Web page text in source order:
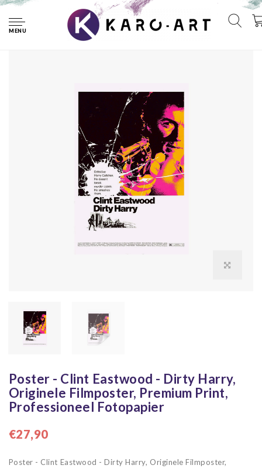
MENU
Poster - Clint Eastwood - Dirty Harry, Originele Filmposter,
Premium Print, Professioneel Fotopapier
Poster - Clint Eastwood - Dirty Harry,
Originele Filmposter, Premium Print,
Professioneel Fotopapier
€27,90
Poster - Clint Eastwood - Dirty Harry, Originele Filmposter,